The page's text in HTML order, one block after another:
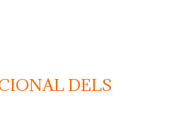
diada de la flor - l'ou com balla
DELS